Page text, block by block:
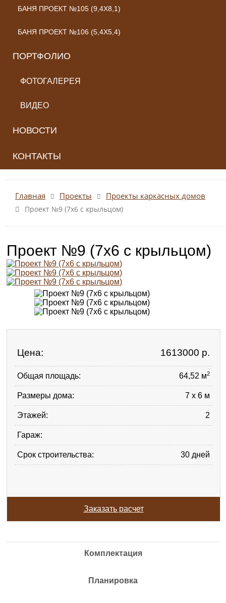
БАНЯ ПРОЕКТ №105 (9,4X8,1)
БАНЯ ПРОЕКТ №106 (5,4X5,4)
ПОРТФОЛИО
ФОТОГАЛЕРЕЯ
ВИДЕО
НОВОСТИ
КОНТАКТЫ
Главная Проекты Проекты каркасных домов
Проект №9 (7х6 с крыльцом)
Проект №9 (7х6 с крыльцом)
Цена: 1613000 р.
Общая площадь: 64,52 м2
Размеры дома: 7 x 6 м
Этажей: 2
Гараж:
Срок строительства: 30 дней
Заказать расчет
Комплектация
Планировка